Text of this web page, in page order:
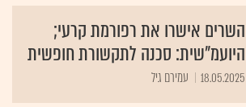
השרים אישרו את רפורמת קרעי;
היועמ"שית: סכנה לתקשורת חופשית
18.05.2025 עמירם גיל